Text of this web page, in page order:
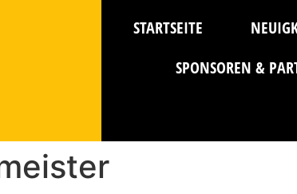
STARTSEITE
SPONSOREN &